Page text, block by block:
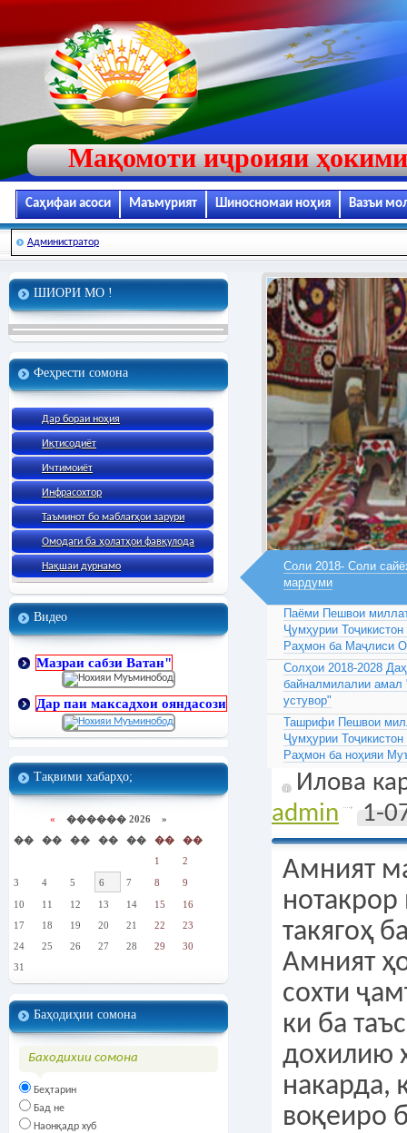
Мақомоти иҷроияи
Саҳифаи асоси Маъмурият Шиносномаи ноҳия Вазъи
Администратор
ШИОРИ МО !
Феҳрести сомона
Дар бораи ноҳия
Иқтисодиёт
Ичтимоиёт
Инфрасохтор
Таъминот бо маблағҳои зарури
Омодаги ба ҳолатҳои фавқулода
Нақшаи дурнамо
Видео
Мазраи сабзи Ватан"
Дар паи максадхои ояндасози
Тақвими хабарҳо;
« ������ 2026 »
��
�� �� �� �� ��
��
1
2
3
4 5 6 7 8
9
10
11 12 13 14 15
16
17
18 19 20 21 22
23
24
25 26 27 28 29
30
31
Баҳодиҳии сомона
Баходихии сомона
Беҳтарин
Бад не
Наонқадр хуб
Соли 2018- Соли
мардуми
Паёми Пешвои
Ҷумҳурии
Раҳмон ба Маҷлиси
Солҳои 2018-2028
байналмилалии
устувор"
Ташрифи Пешвои
Ҷумҳурии
Раҳмон ба ноҳияи
Илова
admin
1-
Амният
нотакрор
такягоҳ
Амният
сохти
ки ба
дохилию
накарда,
воқеиро